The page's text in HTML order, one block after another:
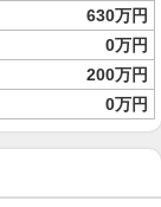
630万円
0万円
200万円
0万円